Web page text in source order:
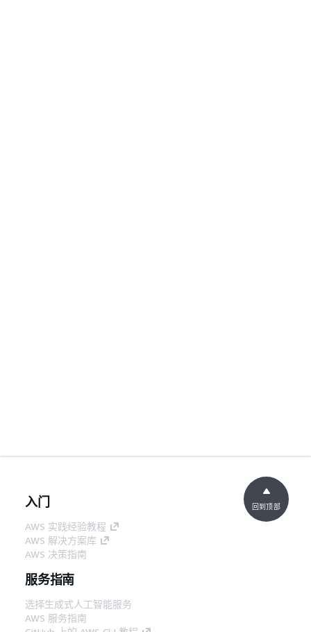
入门
AWS 实践经验教程
AWS 解决方案库
AWS 决策指南
服务指南
选择生成式人工智能服务
AWS 服务指南
回到顶部